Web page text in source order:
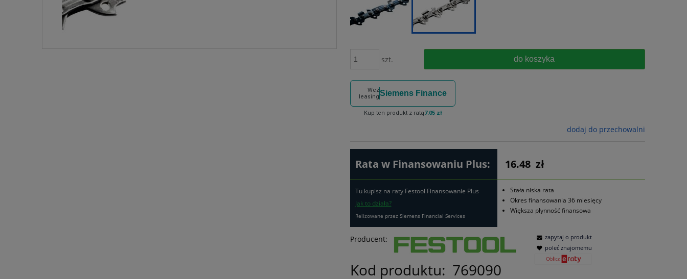
szt. do koszyka
Weź
leasingSiemens Finance
Kup ten produkt z ratą7.05 zł
dodaj do przechowalni
Rata w Finansowaniu Plus: 16.48 zł
Tu kupisz na raty Festool Finansowanie Plus
Jak to działa?
Relizowane przez Siemens Financial Services
Stała niska rata
Okres finansowania 36 miesięcy
Większa płynność finansowa
Producent:
Kod produktu: 769090
zapytaj o produkt
poleć znajomemu